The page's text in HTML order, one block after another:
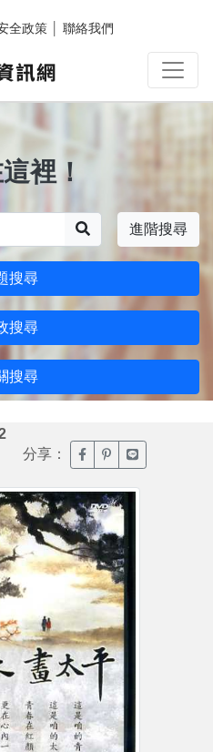
全政策 聯絡我們
裡！
進階搜尋
搜尋
搜尋
搜尋
分享： 臉書分享(另開新視窗)
噗浪分享(另開新
Line分享(另